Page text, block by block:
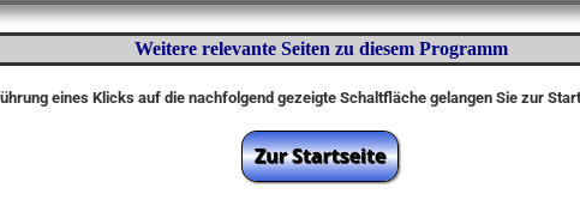
Weitere relevante Seiten zu diesem Programm
eines Klicks auf die nachfolgend gezeigte Schaltfläche gelangen Sie zur